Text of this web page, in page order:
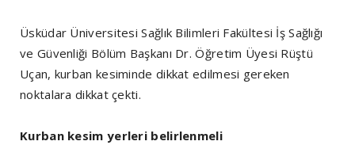
Üsküdar Üniversitesi Sağlık Bilimleri Fakültesi İş Sağlığı
ve Güvenliği Bölüm Başkanı Dr. Öğretim Üyesi Rüştü
Uçan, kurban kesiminde dikkat edilmesi gereken
noktalara dikkat çekti.
Kurban kesim yerleri belirlenmeli